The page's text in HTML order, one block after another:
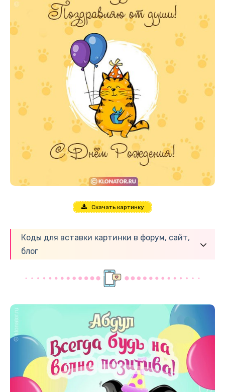
Скачать картинку
Коды для вставки картинки в форум, сайт,
блог